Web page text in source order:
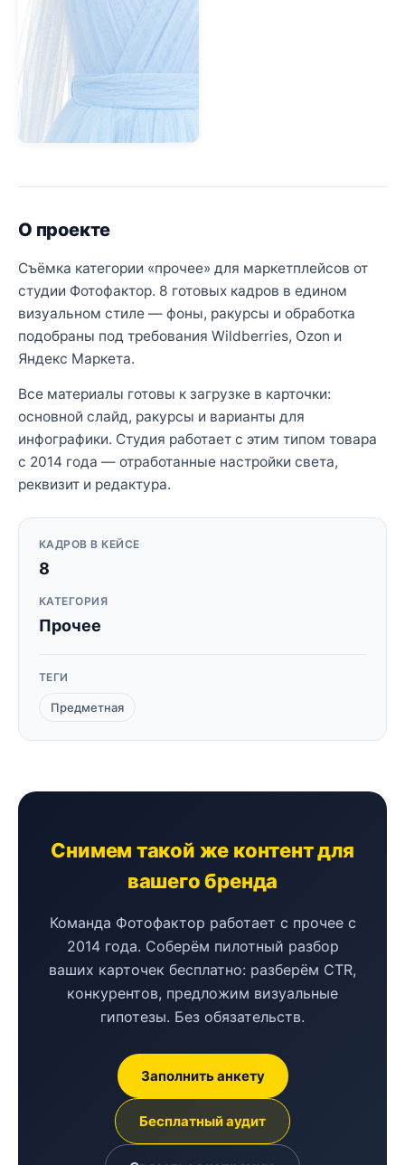
О проекте
Съёмка категории «прочее» для маркетплейсов от
студии Фотофактор. 8 готовых кадров в едином
визуальном стиле — фоны, ракурсы и обработка
подобраны под требования Wildberries, Ozon и
Яндекс Маркета.
Все материалы готовы к загрузке в карточки:
основной слайд, ракурсы и варианты для
инфографики. Студия работает с этим типом товара
с 2014 года — отработанные настройки света,
реквизит и редактура.
КАДРОВ В КЕЙСЕ
8
КАТЕГОРИЯ
Прочее
ТЕГИ
Предметная
Снимем такой же контент для
вашего бренда
Команда Фотофактор работает с прочее с
2014 года. Соберём пилотный разбор
ваших карточек бесплатно: разберём CTR,
конкурентов, предложим визуальные
гипотезы. Без обязательств.
Заполнить анкету
Бесплатный аудит